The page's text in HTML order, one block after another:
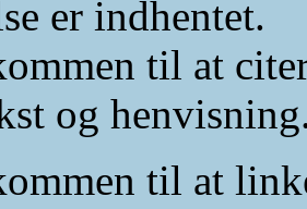
er indhentet.
til at
og
til at